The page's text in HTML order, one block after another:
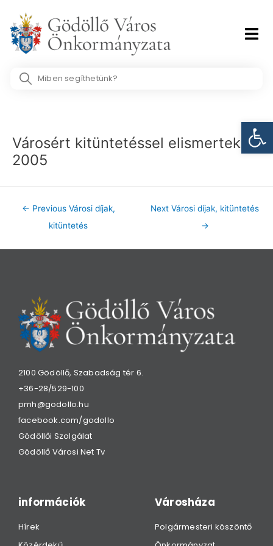
content
Search
Városért kitüntetéssel elismertek
2005
← Previous Városi díjak,
kitüntetés
Next Városi díjak, kitüntetés
→
2100 Gödöllő, Szabadság tér 6.
+36-28/529-100
pmh@godollo.hu
facebook.com/godollo
Gödöllői Szolgálat
Gödöllő Városi Net Tv
információk
Hírek
Városháza
Polgármesteri köszöntő